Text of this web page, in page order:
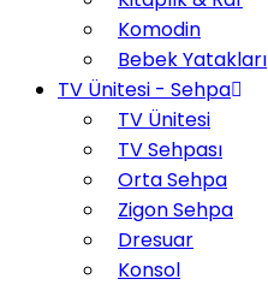
Komodin
Bebek Yatakları
TV Ünitesi - Sehpa
TV Ünitesi
TV Sehpası
Orta Sehpa
Zigon Sehpa
Dresuar
Konsol